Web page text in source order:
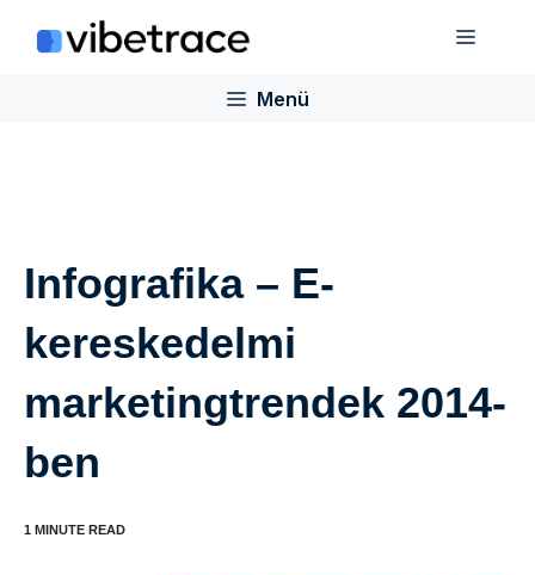
Menü
Menü
Infografika – E-
kereskedelmi
marketingtrendek 2014-
ben